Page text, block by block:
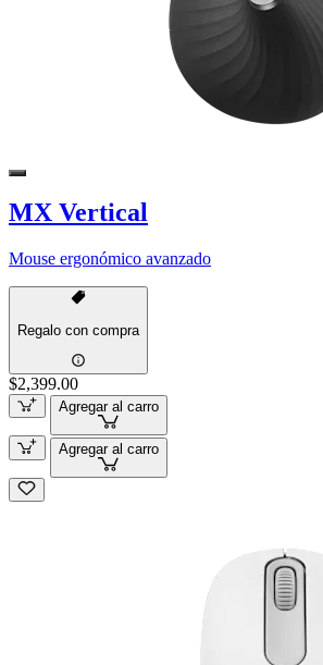
MX Vertical
Mouse ergonómico avanzado
Regalo con compra
$2,399.00
Agregar al carro
Agregar al carro